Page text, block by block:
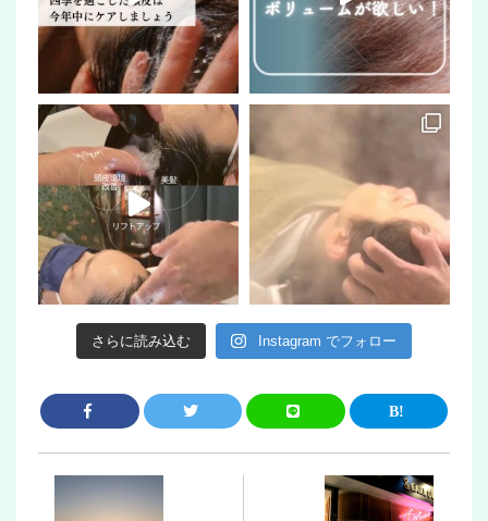
さらに読み込む Instagram でフォロー